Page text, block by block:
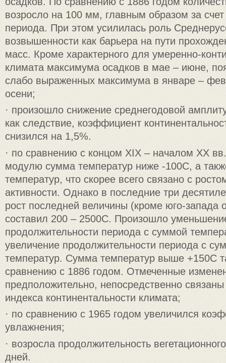
возросло на 100 мм, главным образом за счет
периода. При этом усилилась роль
возвышенности как барьера на пути
масс. Кроме характерного для умеренно-
климата максимума осадков в мае – июне,
слабо выраженных максимума в январе –
осени;
· произошло снижение среднегодовой
как следствие, коэффициент
снизился на 1,5%.
· по сравнению с концом XIX – началом XX
модулю сумма температур ниже -100C, а
температур, что скорее всего связано с
активности. Однако в последние три
рост последней величины (кроме юго-запада
составил 200 – 2500С. Произошло
продолжительности периода с суммой
увеличение продолжительности периода с
температур. Сумма температур выше +150C
сравнению с 1886 годом. Отмеченные
предположительно, непосредственно
индекса континентальности климата;
· по сравнению с 1965 годом увеличился
увлажнения;
· возросла продолжительность
дней.